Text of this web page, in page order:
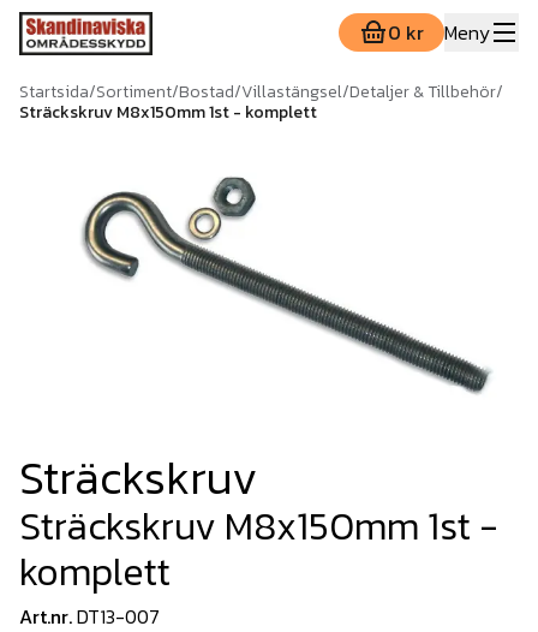
0 kr Meny
Startsida/Sortiment/Bostad/Villastängsel/Detaljer & Tillbehör/
Sträckskruv M8x150mm 1st - komplett
Sträckskruv
Sträckskruv M8x150mm 1st -
komplett
Art.nr.DT13-007